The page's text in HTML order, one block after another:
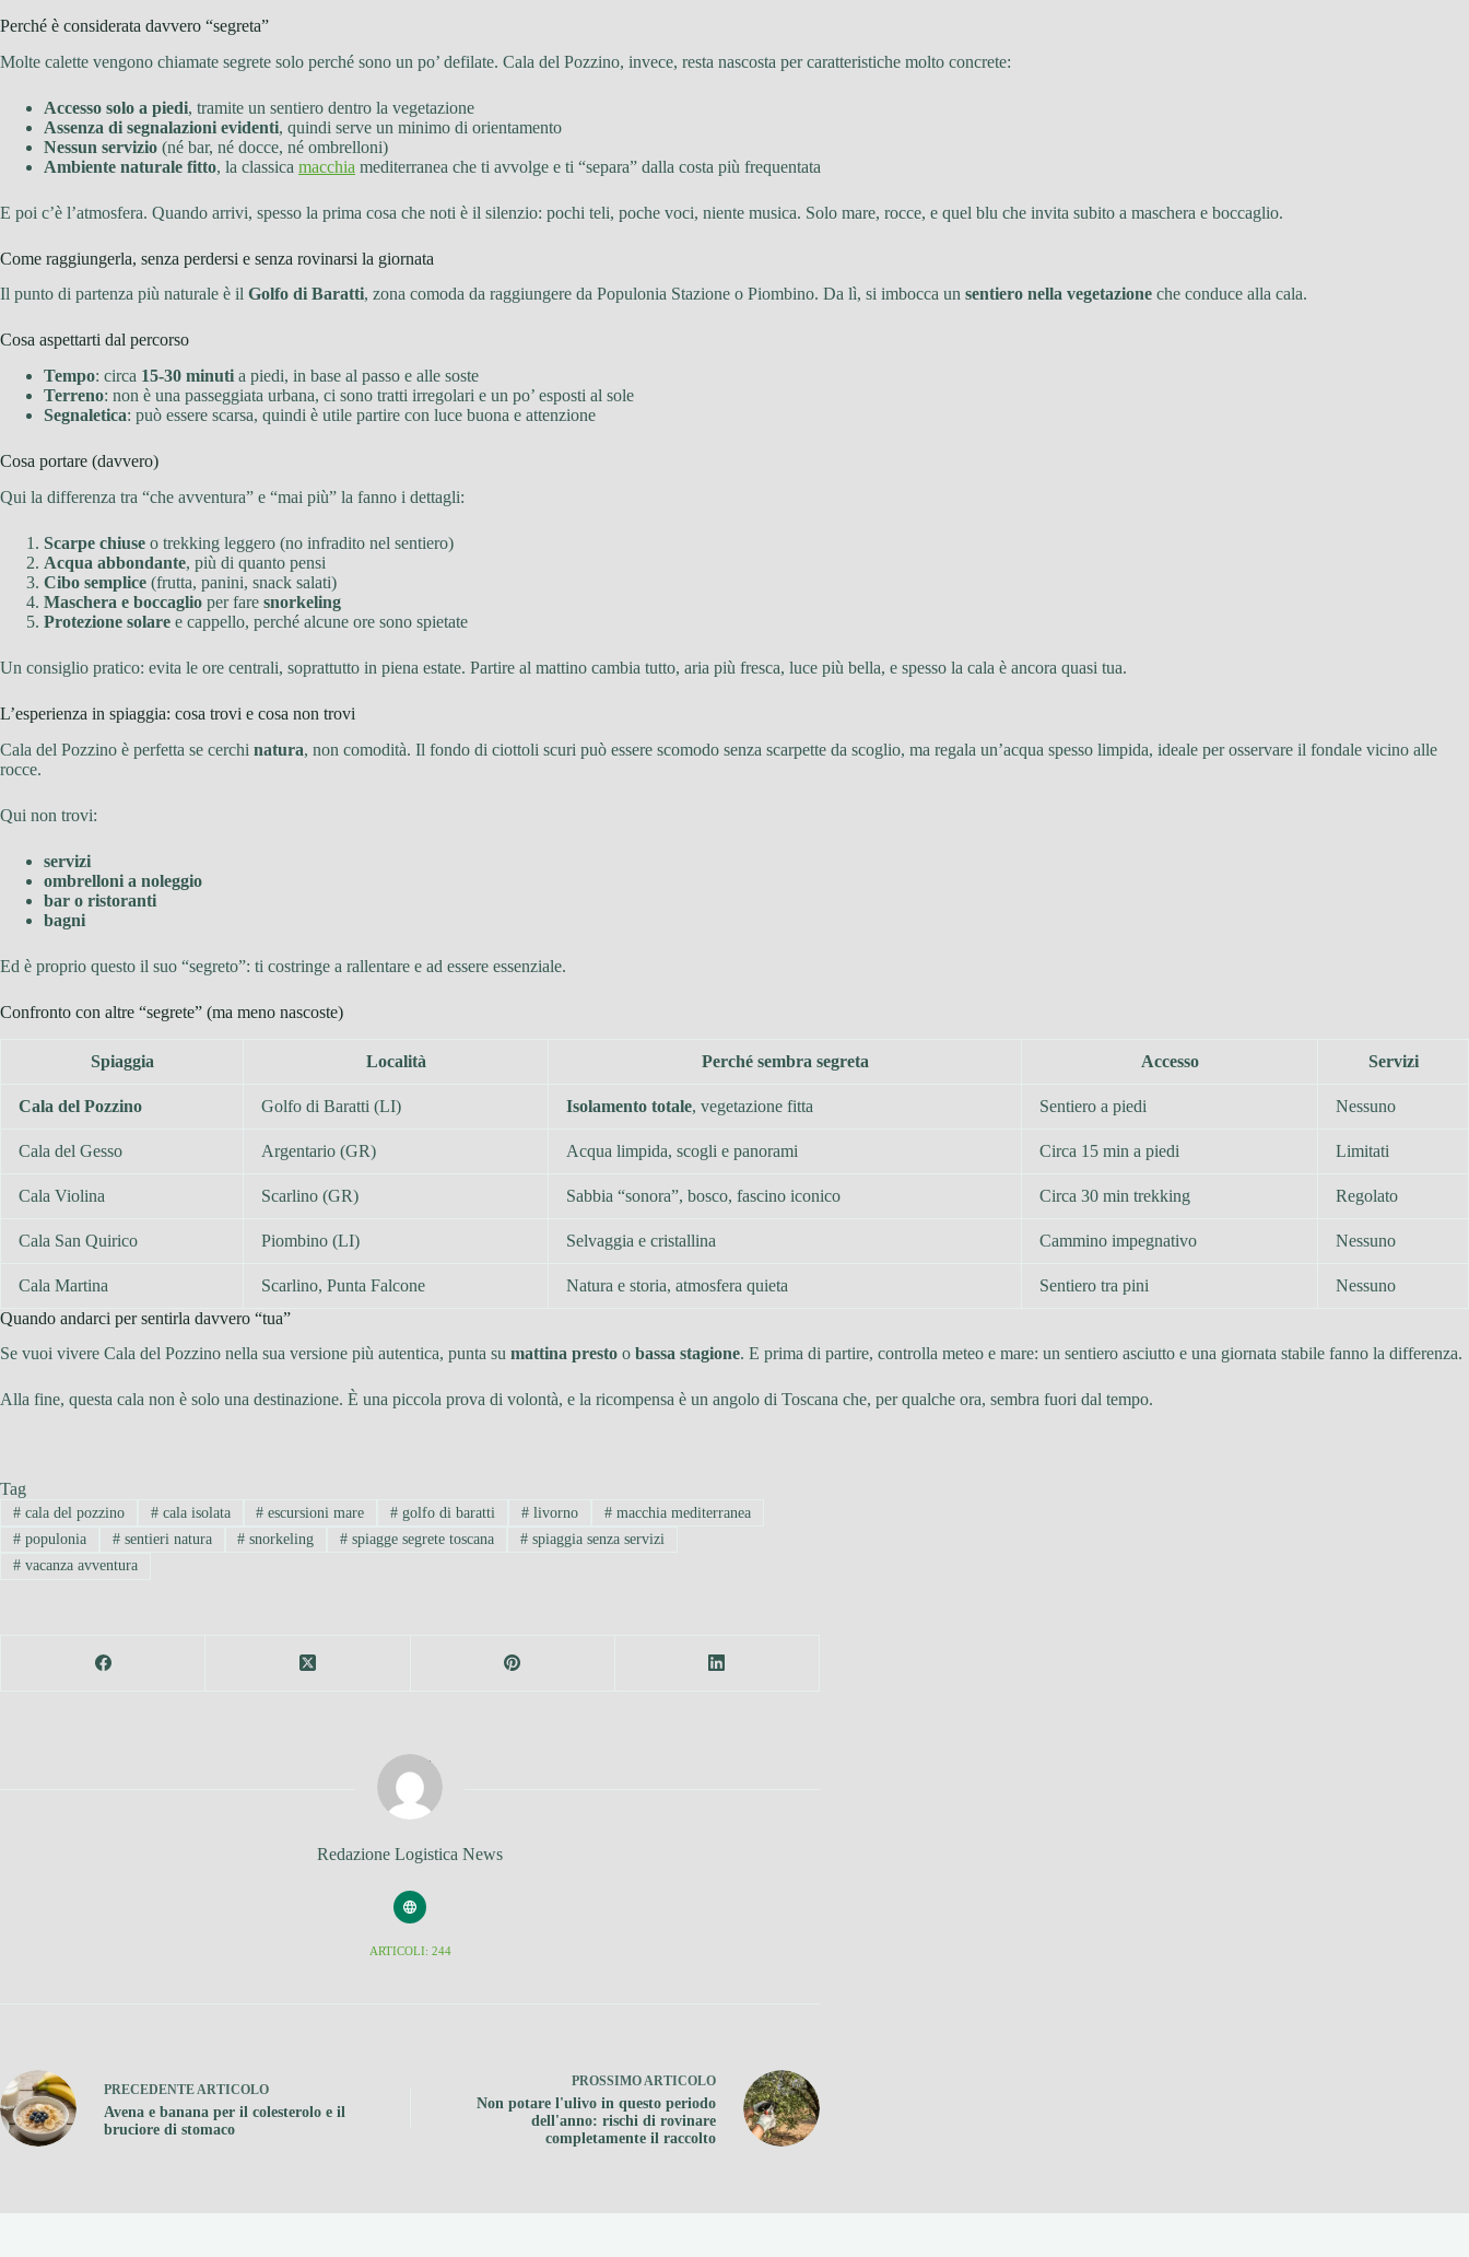
Perché è considerata davvero “segreta”
Molte calette vengono chiamate segrete solo perché sono un po’ defilate. Cala del Pozzino, invece, resta nascosta per caratteristiche molto concrete:
Accesso solo a piedi, tramite un sentiero dentro la vegetazione
Assenza di segnalazioni evidenti, quindi serve un minimo di orientamento
Nessun servizio (né bar, né docce, né ombrelloni)
Ambiente naturale fitto, la classica macchia mediterranea che ti avvolge e ti “separa” dalla costa più frequentata
E poi c’è l’atmosfera. Quando arrivi, spesso la prima cosa che noti è il silenzio: pochi teli, poche voci, niente musica. Solo mare, rocce, e quel blu che invita subito a maschera e boccaglio.
Come raggiungerla, senza perdersi e senza rovinarsi la giornata
Il punto di partenza più naturale è il Golfo di Baratti, zona comoda da raggiungere da Populonia Stazione o Piombino. Da lì, si imbocca un sentiero nella vegetazione che conduce alla cala.
Cosa aspettarti dal percorso
Tempo: circa 15-30 minuti a piedi, in base al passo e alle soste
Terreno: non è una passeggiata urbana, ci sono tratti irregolari e un po’ esposti al sole
Segnaletica: può essere scarsa, quindi è utile partire con luce buona e attenzione
Cosa portare (davvero)
Qui la differenza tra “che avventura” e “mai più” la fanno i dettagli:
Scarpe chiuse o trekking leggero (no infradito nel sentiero)
Acqua abbondante, più di quanto pensi
Cibo semplice (frutta, panini, snack salati)
Maschera e boccaglio per fare snorkeling
Protezione solare e cappello, perché alcune ore sono spietate
Un consiglio pratico: evita le ore centrali, soprattutto in piena estate. Partire al mattino cambia tutto, aria più fresca, luce più bella, e spesso la cala è ancora quasi tua.
L’esperienza in spiaggia: cosa trovi e cosa non trovi
Cala del Pozzino è perfetta se cerchi natura, non comodità. Il fondo di ciottoli scuri può essere scomodo senza scarpette da scoglio, ma regala un’acqua spesso limpida, ideale per osservare il fondale vicino alle
rocce.
Qui non trovi:
servizi
ombrelloni a noleggio
bar o ristoranti
bagni
Ed è proprio questo il suo “segreto”: ti costringe a rallentare e ad essere essenziale.
Confronto con altre “segrete” (ma meno nascoste)
Spiaggia Località Perché sembra segreta Accesso Servizi
Cala del Pozzino Golfo di Baratti (LI) Isolamento totale, vegetazione fitta Sentiero a piedi Nessuno
Cala del Gesso Argentario (GR) Acqua limpida, scogli e panorami Circa 15 min a piedi Limitati
Cala Violina Scarlino (GR) Sabbia “sonora”, bosco, fascino iconico Circa 30 min trekking Regolato
Cala San Quirico Piombino (LI) Selvaggia e cristallina Cammino impegnativo Nessuno
Cala Martina Scarlino, Punta Falcone Natura e storia, atmosfera quieta Sentiero tra pini
Nessuno
Quando andarci per sentirla davvero “tua”
Se vuoi vivere Cala del Pozzino nella sua versione più autentica, punta su mattina presto o bassa stagione. E prima di partire, controlla meteo e mare: un sentiero asciutto e una giornata stabile fanno la differenza.
Alla fine, questa cala non è solo una destinazione. È una piccola prova di volontà, e la ricompensa è un angolo di Toscana che, per qualche ora, sembra fuori dal tempo.
Tag
#cala del pozzino #cala isolata # escursioni mare # golfo di baratti # livorno #macchia mediterranea
#populonia #sentieri natura # snorkeling # spiagge segrete toscana # spiaggia senza servizi
#vacanza avventura
Redazione Logistica News
ARTICOLI: 244
PRECEDENTE ARTICOLO
Avena e banana per il colesterolo e il
bruciore di stomaco
PROSSIMO ARTICOLO
Non potare l'ulivo in questo periodo
dell'anno: rischi di rovinare
completamente il raccolto